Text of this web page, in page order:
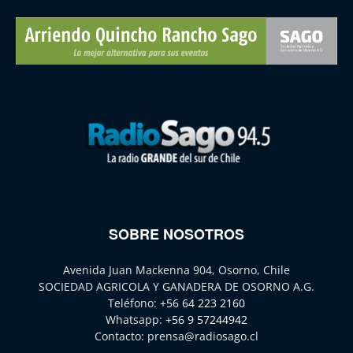
SOBRE NOSOTROS
Avenida Juan Mackenna 904, Osorno, Chile
SOCIEDAD AGRICOLA Y GANADERA DE OSORNO A.G.
Teléfono: +56 64 223 2160
Whatsapp: +56 9 57244942
Contacto: prensa@radiosago.cl